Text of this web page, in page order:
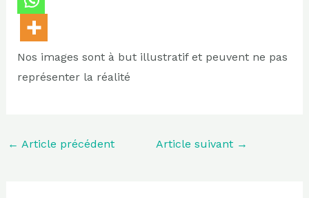
Nos images sont à but illustratif et peuvent ne pas
représenter la réalité
← Article précédent Article suivant →